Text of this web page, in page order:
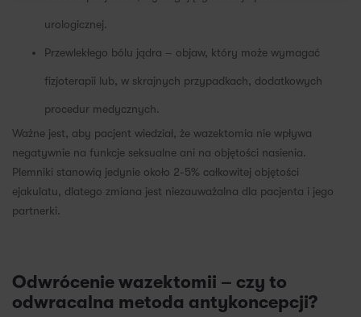
urologicznej.
Przewlekłego bólu jądra – objaw, który może wymagać
fizjoterapii lub, w skrajnych przypadkach, dodatkowych
procedur medycznych.
Ważne jest, aby pacjent wiedział, że wazektomia nie wpływa
negatywnie na funkcje seksualne ani na objętości nasienia.
Plemniki stanowią jedynie około 2-5% całkowitej objętości
ejakulatu, dlatego zmiana jest niezauważalna dla pacjenta i jego
partnerki.
Odwrócenie wazektomii – czy to
odwracalna metoda antykoncepcji?